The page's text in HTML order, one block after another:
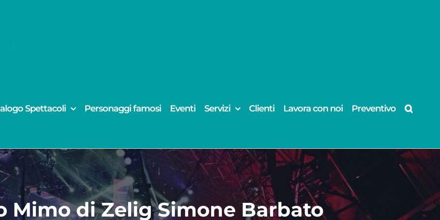
Spettacoli Personaggi famosi Eventi Servizi Clienti Lavora con noi Preventivo
Mimo di Zelig Simone Barbato